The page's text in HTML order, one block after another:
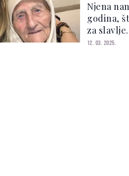
Njena
godina,
za
nanom
12. 03. 2025.